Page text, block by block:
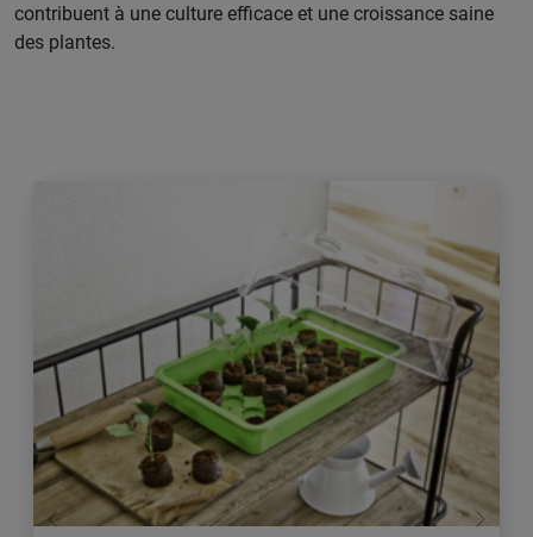
contribuent à une culture efficace et une croissance saine
des plantes.
retour